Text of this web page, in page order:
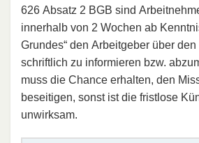
626 Absatz 2 BGB sind
innerhalb von 2 Wochen ab
Grundes“ den Arbeitgeber über
schriftlich zu informieren bzw.
muss die Chance erhalten, den
beseitigen, sonst ist die fristlose
unwirksam.